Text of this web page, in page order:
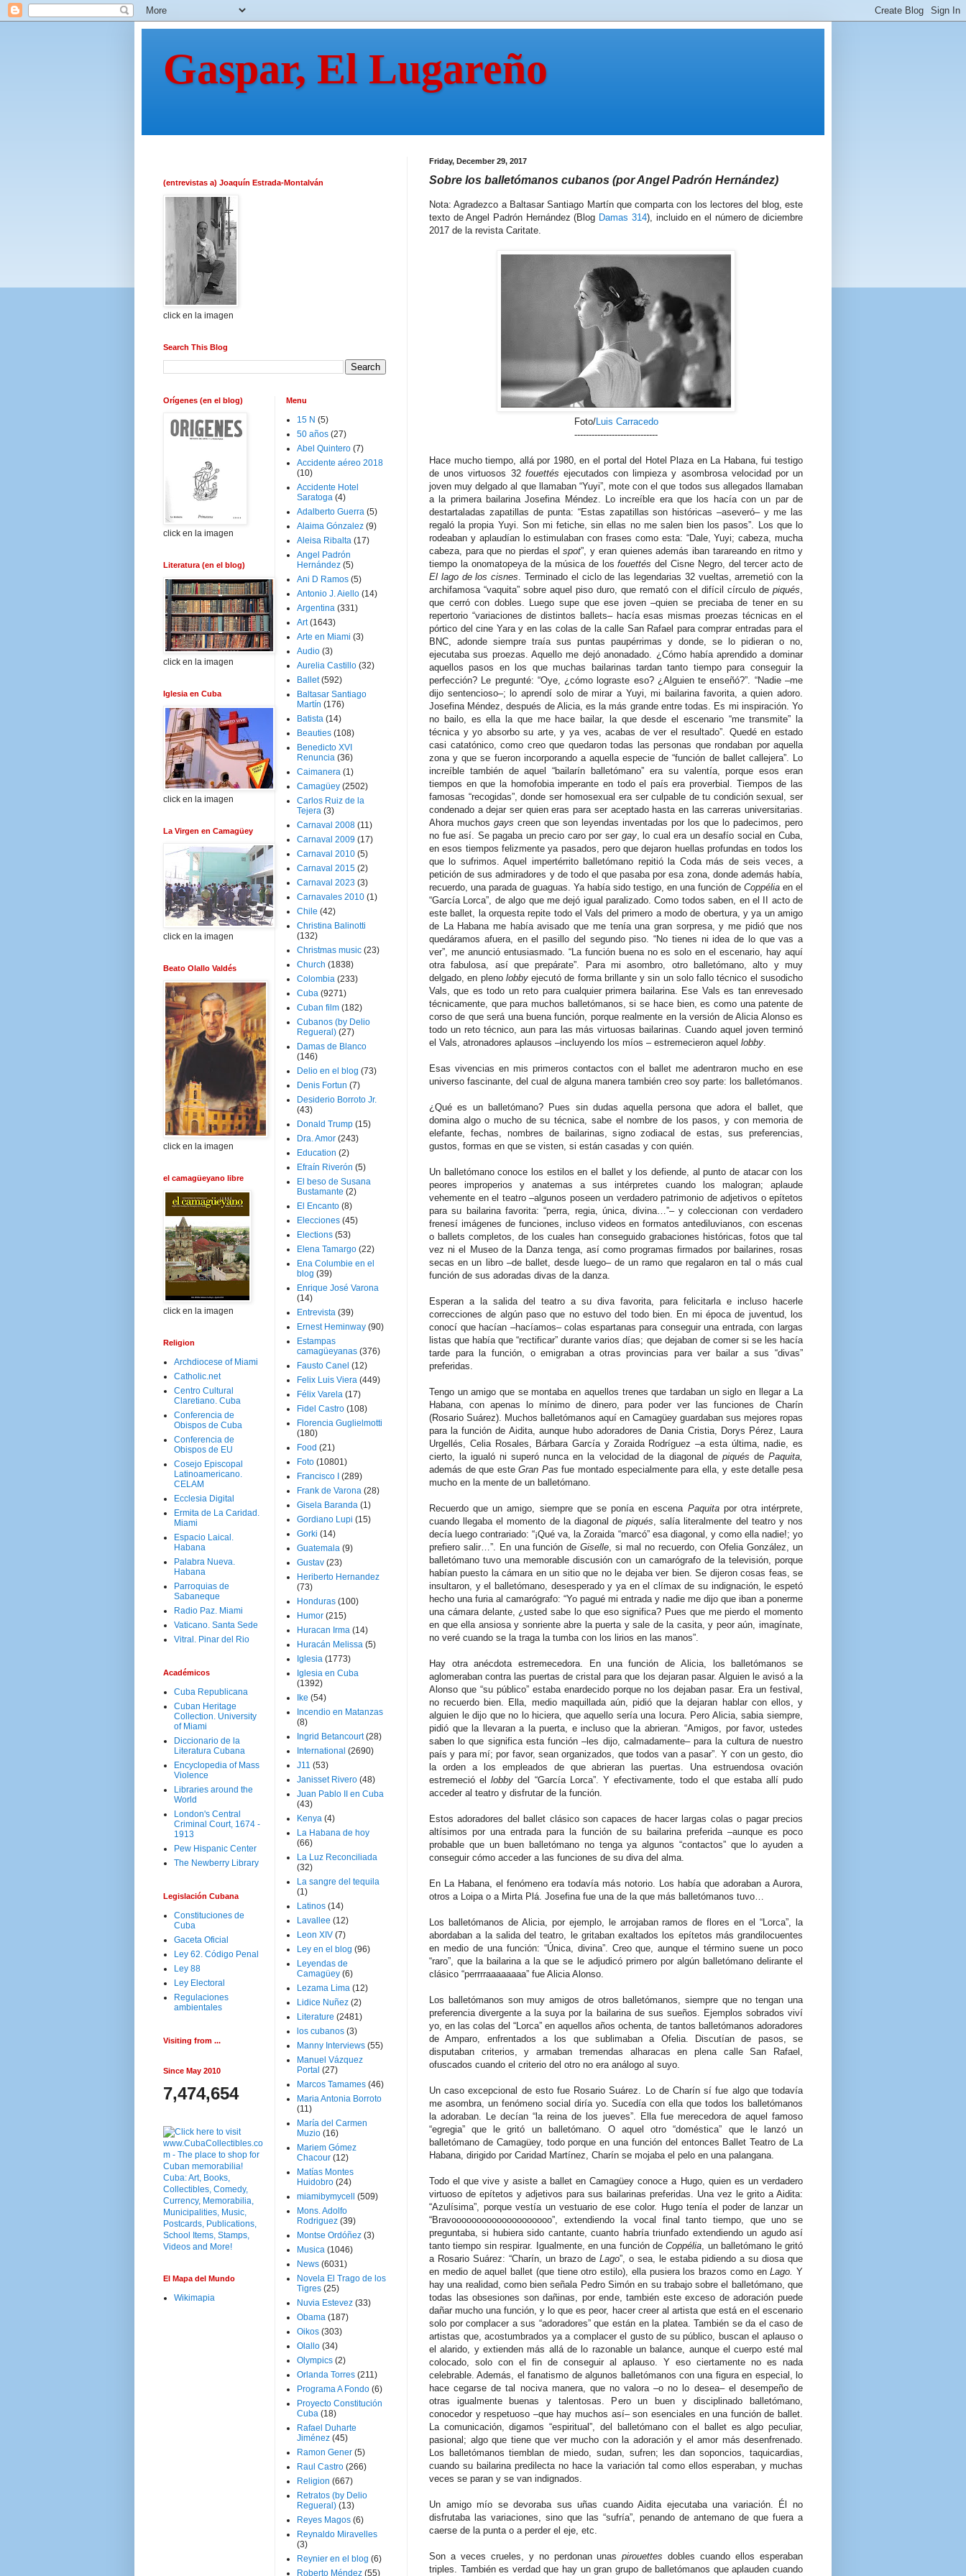
Gaspar, El Lugareño
Friday, December 29, 2017
Sobre los balletómanos cubanos (por Angel Padrón Hernández)
Nota: Agradezco a Baltasar Santiago Martín que comparta con los lectores del blog, este
texto de Angel Padrón Hernández (Blog Damas 314), incluido en el número de diciembre
2017 de la revista Caritate.
Foto/Luis Carracedo
-----------------------------
Hace mucho tiempo, allá por 1980, en el portal del Hotel Plaza en La Habana, fui testigo
de unos virtuosos 32fouettés ejecutados con limpieza y asombrosa velocidad por un
joven muy delgado al que llamaban “Yuyi”, mote con el que todos sus allegados llamaban
a la primera bailarina Josefina Méndez. Lo increíble era que los hacía con un par de
destartaladas zapatillas de punta: “Estas zapatillas son históricas –aseveró– y me las
regaló la propia Yuyi. Son mi fetiche, sin ellas no me salen bien los pasos”. Los que lo
rodeaban y aplaudían lo estimulaban con frases como esta: “Dale, Yuyi; cabeza, mucha
cabeza, para que no pierdas elspot”, y eran quienes además iban tarareando en ritmo y
tiempo la onomatopeya de la música de losfouettés del Cisne Negro, del tercer acto de
El lago de los cisnes. Terminado el ciclo de las legendarias 32 vueltas, arremetió con la
archifamosa “vaquita” sobre aquel piso duro, que remató con el difícil círculo de piqués,
que cerró con dobles. Luego supe que ese joven –quien se preciaba de tener en su
repertorio “variaciones de distintos ballets– hacía esas mismas proezas técnicas en el
pórtico del cine Yara y en las colas de la calle San Rafael para comprar entradas para el
BNC, adonde siempre traía sus puntas paupérrimas y donde, se lo pidieran o no,
ejecutaba sus proezas. Aquello me dejó anonadado. ¿Cómo había aprendido a dominar
aquellos pasos en los que muchas bailarinas tardan tanto tiempo para conseguir la
perfección? Le pregunté: “Oye, ¿cómo lograste eso? ¿Alguien te enseñó?”. “Nadie –me
dijo sentencioso–; lo aprendí solo de mirar a Yuyi, mi bailarina favorita, a quien adoro.
Josefina Méndez, después de Alicia, es la más grande entre todas. Es mi inspiración. Yo
no bailo, es ella la que me hace bailar, la que desde el escenario “me transmite” la
técnica y yo absorbo su arte, y ya ves, acabas de ver el resultado”. Quedé en estado
casi catatónico, como creo que quedaron todas las personas que rondaban por aquella
zona y que se fueron incorporando a aquella especie de “función de ballet callejera”. Lo
increíble también de aquel “bailarín balletómano” era su valentía, porque esos eran
tiempos en que la homofobia imperante en todo el país era proverbial. Tiempos de las
famosas “recogidas”, donde ser homosexual era ser culpable de tu condición sexual, ser
condenado a dejar ser quien eras para ser aceptado hasta en las carreras universitarias.
Ahora muchos gays creen que son leyendas inventadas por los que lo padecimos, pero
no fue así. Se pagaba un precio caro por ser gay, lo cual era un desafío social en Cuba,
en esos tiempos felizmente ya pasados, pero que dejaron huellas profundas en todos los
que lo sufrimos. Aquel impertérrito balletómano repitió la Coda más de seis veces, a
petición de sus admiradores y de todo el que pasaba por esa zona, donde además había,
recuerdo, una parada de guaguas. Ya había sido testigo, en una función de Coppélia en el
“García Lorca”, de algo que me dejó igual paralizado. Como todos saben, en el II acto de
este ballet, la orquesta repite todo el Vals del primero a modo de obertura, y ya un amigo
de La Habana me había avisado que me tenía una gran sorpresa, y me pidió que nos
quedáramos afuera, en el pasillo del segundo piso. “No tienes ni idea de lo que vas a
ver”, me anunció entusiasmado. “La función buena no es solo en el escenario, hay aquí
otra fabulosa, así que prepárate”. Para mi asombro, otro balletómano, alto y muy
delgado, en pleno lobbyejecutó de forma brillante y sin un solo fallo técnico el susodicho
Vals, que es todo un reto para cualquier primera bailarina. Ese Vals es tan enrevesado
técnicamente, que para muchos balletómanos, si se hace bien, es como una patente de
corso de que será una buena función, porque realmente en la versión de Alicia Alonso es
todo un reto técnico, aun para las más virtuosas bailarinas. Cuando aquel joven terminó
el Vals, atronadores aplausos –incluyendo los míos – estremecieron aquel lobby.
Esas vivencias en mis primeros contactos con el ballet me adentraron mucho en ese
universo fascinante, del cual de alguna manera también creo soy parte: los balletómanos.
¿Qué es un balletómano? Pues sin dudas aquella persona que adora el ballet, que
domina algo o mucho de su técnica, sabe el nombre de los pasos, y con memoria de
elefante, fechas, nombres de bailarinas, signo zodiacal de estas, sus preferencias,
gustos, formas en que se visten, si están casadas y con quién.
Un balletómano conoce los estilos en el ballet y los defiende, al punto de atacar con los
peores improperios y anatemas a sus intérpretes cuando los malogran; aplaude
vehemente en el teatro –algunos poseen un verdadero patrimonio de adjetivos o epítetos
para su bailarina favorita: “perra, regia, única, divina…”– y coleccionan con verdadero
frenesí imágenes de funciones, incluso videos en formatos antediluvianos, con escenas
o ballets completos, de los cuales han conseguido grabaciones históricas, fotos que tal
vez ni el Museo de la Danza tenga, así como programas firmados por bailarines, rosas
secas en un libro –de ballet, desde luego– de un ramo que regalaron en tal o más cual
función de sus adoradas divas de la danza.
Esperan a la salida del teatro a su diva favorita, para felicitarla e incluso hacerle
correcciones de algún paso que no estuvo del todo bien. En mi época de juventud, los
conocí que hacían –hacíamos– colas espartanas para conseguir una entrada, con largas
listas que había que “rectificar” durante varios días; que dejaban de comer si se les hacía
tarde para la función, o emigraban a otras provincias para ver bailar a sus “divas”
preferidas.
Tengo un amigo que se montaba en aquellos trenes que tardaban un siglo en llegar a La
Habana, con apenas lo mínimo de dinero, para poder ver las funciones de Charín
(Rosario Suárez). Muchos balletómanos aquí en Camagüey guardaban sus mejores ropas
para la función de Aidita, aunque hubo adoradores de Dania Cristia, Dorys Pérez, Laura
Urgellés, Celia Rosales, Bárbara García y Zoraida Rodríguez –a esta última, nadie, es
cierto, la igualó ni superó nunca en la velocidad de la diagonal de piqués dePaquita,
además de que esteGran Pas fue montado especialmente para ella, y este detalle pesa
mucho en la mente de un balletómano.
Recuerdo que un amigo, siempre que se ponía en escena Paquita por otra intérprete,
cuando llegaba el momento de la diagonal de piqués, salía literalmente del teatro y nos
decía luego contrariado: “¡Qué va, la Zoraida “marcó” esa diagonal, y como ella nadie!; yo
prefiero salir…”. En una función deGiselle, si mal no recuerdo, con Ofelia González, un
balletómano tuvo una memorable discusión con un camarógrafo de la televisión, porque
habían puesto la cámara en un sitio que no le dejaba ver bien. Se dijeron cosas feas, se
insultaron, y el balletómano, desesperado y ya en el clímax de su indignación, le espetó
hecho una furia al camarógrafo: “Yo pagué mi entrada y nadie me dijo que iban a ponerme
una cámara delante, ¿usted sabe lo que eso significa? Pues que me pierdo el momento
en que ella ansiosa y sonriente abre la puerta y sale de la casita, y peor aún, imagínate,
no veré cuando se la traga la tumba con los lirios en las manos”.
Hay otra anécdota estremecedora. En una función de Alicia, los balletómanos se
aglomeraban contra las puertas de cristal para que los dejaran pasar. Alguien le avisó a la
Alonso que “su público” estaba enardecido porque no los dejaban pasar. Era un festival,
no recuerdo bien. Ella, medio maquillada aún, pidió que la dejaran hablar con ellos, y
alguien le dijo que no lo hiciera, que aquello sería una locura. Pero Alicia, sabia siempre,
pidió que la llevaran a la puerta, e incluso que la abrieran. “Amigos, por favor, ustedes
saben lo que significa esta función –les dijo, calmadamente– para la cultura de nuestro
país y para mí; por favor, sean organizados, que todos van a pasar”. Y con un gesto, dio
la orden a los empleados de que abrieran las puertas. Una estruendosa ovación
estremeció ellobby del “García Lorca”. Y efectivamente, todo el que estaba allí pudo
acceder al teatro y disfrutar de la función.
Estos adoradores del ballet clásico son capaces de hacer largas colas o pagar precios
altísimos por una entrada para la función de su bailarina preferida –aunque es poco
probable que un buen balletómano no tenga ya algunos “contactos” que lo ayuden a
conseguir cómo acceder a las funciones de su diva del alma.
En La Habana, el fenómeno era todavía más notorio. Los había que adoraban a Aurora,
otros a Loipa o a Mirta Plá. Josefina fue una de la que más balletómanos tuvo…
Los balletómanos de Alicia, por ejemplo, le arrojaban ramos de flores en el “Lorca”, la
abordaban a la salida del teatro, le gritaban exaltados los epítetos más grandilocuentes
en medio de una función: “Única, divina”. Creo que, aunque el término suene un poco
“raro”, que la bailarina a la que se le adjudicó primero por algún balletómano delirante el
clásico “perrrraaaaaaaa” fue Alicia Alonso.
Los balletómanos son muy amigos de otros balletómanos, siempre que no tengan una
preferencia divergente a la suya por la bailarina de sus sueños. Ejemplos sobrados viví
yo, en las colas del “Lorca” en aquellos años ochenta, de tantos balletómanos adoradores
de Amparo, enfrentados a los que sublimaban a Ofelia. Discutían de pasos, se
disputaban criterios, y armaban tremendas alharacas en plena calle San Rafael,
ofuscados cuando el criterio del otro no era análogo al suyo.
Un caso excepcional de esto fue Rosario Suárez. Lo de Charín sí fue algo que todavía
me asombra, un fenómeno social diría yo. Sucedía con ella que todos los balletómanos
la adoraban. Le decían “la reina de los jueves”. Ella fue merecedora de aquel famoso
“egregia” que le gritó un balletómano. O aquel otro “doméstica” que le lanzó un
balletómano de Camagüey, todo porque en una función del entonces Ballet Teatro de La
Habana, dirigido por Caridad Martínez, Charín se mojaba el pelo en una palangana.
Todo el que vive y asiste a ballet en Camagüey conoce a Hugo, quien es un verdadero
virtuoso de epítetos y adjetivos para sus bailarinas preferidas. Una vez le grito a Aidita:
“Azulísima”, porque vestía un vestuario de ese color. Hugo tenía el poder de lanzar un
“Bravoooooooooooooooooooo”, extendiendo la vocal final tanto tiempo, que uno se
preguntaba, si hubiera sido cantante, cuanto habría triunfado extendiendo un agudo así
tanto tiempo sin respirar. Igualmente, en una función deCoppélia, un balletómano le gritó
a Rosario Suárez: “Charín, un brazo de Lago”, o sea, le estaba pidiendo a su diosa que
en medio de aquel ballet (que tiene otro estilo), ella pusiera los brazos como enLago. Y
hay una realidad, como bien señala Pedro Simón en su trabajo sobre el balletómano, que
todas las obsesiones son dañinas, por ende, también este exceso de adoración puede
dañar mucho una función, y lo que es peor, hacer creer al artista que está en el escenario
solo por complacer a sus “adoradores” que están en la platea. También se da el caso de
artistas que, acostumbrados ya a complacer el gusto de su público, buscan el aplauso o
el alarido, y extienden más allá de lo razonable un balance, aunque el cuerpo esté mal
colocado, solo con el fin de conseguir al aplauso. Y eso ciertamente no es nada
celebrable. Además, el fanatismo de algunos balletómanos con una figura en especial, lo
hace cegarse de tal nociva manera, que no valora –o no lo desea– el desempeño de
otras igualmente buenas y talentosas. Pero un buen y disciplinado balletómano,
conocedor y respetuoso –que hay muchos así– son esenciales en una función de ballet.
La comunicación, digamos “espiritual”, del balletómano con el ballet es algo peculiar,
pasional; algo que tiene que ver mucho con la adoración y el amor más desenfrenado.
Los balletómanos tiemblan de miedo, sudan, sufren; les dan soponcios, taquicardias,
cuando su bailarina predilecta no hace la variación tal como ellos esperaban, y muchas
veces se paran y se van indignados.
Un amigo mío se devoraba sus uñas cuando Aidita ejecutaba una variación. Él no
disfrutaba las variaciones, sino que las “sufría”, penando de antemano de que fuera a
caerse de la punta o a perder el eje, etc.
Son a veces crueles, y no perdonan unaspirouettes dobles cuando ellos esperaban
triples. También es verdad que hay un gran grupo de balletómanos que aplauden cuando
(entrevistas a) Joaquín Estrada-Montalván
click en la imagen
Search This Blog
Orígenes (en el blog)
click en la imagen
Literatura (en el blog)
click en la imagen
Iglesia en Cuba
click en la imagen
La Virgen en Camagüey
click en la imagen
Beato Olallo Valdés
click en la imagen
el camagüeyano libre
click en la imagen
Religion
Archdiocese of Miami
Catholic.net
Centro Cultural
Claretiano. Cuba
Conferencia de
Obispos de Cuba
Conferencia de
Obispos de EU
Cosejo Episcopal
Latinoamericano.
CELAM
Ecclesia Digital
Ermita de La Caridad.
Miami
Espacio Laical.
Habana
Palabra Nueva.
Habana
Parroquias de
Sabaneque
Radio Paz. Miami
Vaticano. Santa Sede
Vitral. Pinar del Rio
Académicos
Cuba Republicana
Cuban Heritage
Collection. University
of Miami
Diccionario de la
Literatura Cubana
Encyclopedia of Mass
Violence
Libraries around the
World
London's Central
Criminal Court, 1674 -
1913
Pew Hispanic Center
The Newberry Library
Legislación Cubana
Constituciones de
Cuba
Gaceta Oficial
Ley 62. Código Penal
Ley 88
Ley Electoral
Regulaciones
ambientales
Visiting from ...
Since May 2010
7,474,654
El Mapa del Mundo
Wikimapia
Menu
15 N (5)
50 años (27)
Abel Quintero (7)
Accidente aéreo 2018
(10)
Accidente Hotel
Saratoga (4)
Adalberto Guerra (5)
Alaima Gónzalez (9)
Aleisa Ribalta (17)
Angel Padrón
Hernández (5)
Ani D Ramos (5)
Antonio J. Aiello (14)
Argentina (331)
Art (1643)
Arte en Miami (3)
Audio (3)
Aurelia Castillo (32)
Ballet (592)
Baltasar Santiago
Martín (176)
Batista (14)
Beauties (108)
Benedicto XVI
Renuncia (36)
Caimanera (1)
Camagüey (2502)
Carlos Ruiz de la
Tejera (3)
Carnaval 2008 (11)
Carnaval 2009 (17)
Carnaval 2010 (5)
Carnaval 2015 (2)
Carnaval 2023 (3)
Carnavales 2010 (1)
Chile (42)
Christina Balinotti
(132)
Christmas music (23)
Church (1838)
Colombia (233)
Cuba (9271)
Cuban film (182)
Cubanos (by Delio
Regueral) (27)
Damas de Blanco
(146)
Delio en el blog (73)
Denis Fortun (7)
Desiderio Borroto Jr.
(43)
Donald Trump (15)
Dra. Amor (243)
Education (2)
Efraín Riverón (5)
El beso de Susana
Bustamante (2)
El Encanto (8)
Elecciones (45)
Elections (53)
Elena Tamargo (22)
Ena Columbie en el
blog (39)
Enrique José Varona
(14)
Entrevista (39)
Ernest Heminway (90)
Estampas
camagüeyanas (376)
Fausto Canel (12)
Felix Luis Viera (449)
Félix Varela (17)
Fidel Castro (108)
Florencia Guglielmotti
(180)
Food (21)
Foto (10801)
Francisco I
(289)
Frank de Varona (28)
Gisela Baranda (1)
Gordiano Lupi (15)
Gorki (14)
Guatemala (9)
Gustav (23)
Heriberto Hernandez
(73)
Honduras (100)
Humor (215)
Huracan Irma (14)
Huracán Melissa (5)
Iglesia (1773)
Iglesia en Cuba
(1392)
Ike (54)
Incendio en Matanzas
(8)
Ingrid Betancourt (28)
International (2690)
J11 (53)
Janisset Rivero (48)
Juan Pablo II en Cuba
(43)
Kenya (4)
La Habana de hoy
(66)
La Luz Reconciliada
(32)
La sangre del tequila
(1)
Latinos (14)
Lavallee (12)
Leon XIV (7)
Ley en el blog (96)
Leyendas de
Camagüey (6)
Lezama Lima (12)
Lidice Nuñez (2)
Literature (2481)
los cubanos (3)
Manny Interviews (55)
Manuel Vázquez
Portal (27)
Marcos Tamames (46)
Maria Antonia Borroto
(11)
María del Carmen
Muzio (16)
Mariem Gómez
Chacour (12)
Matías Montes
Huidobro (24)
miamibymycell
(509)
Mons. Adolfo
Rodriguez (39)
Montse Ordóñez (3)
Musica (1046)
News (6031)
Novela El Trago de los
Tigres (25)
Nuvia Estevez (33)
Obama (187)
Oikos (303)
Olallo (34)
Olympics (2)
Orlanda Torres (211)
Programa A Fondo (6)
Proyecto Constitución
Cuba (18)
Rafael Duharte
Jiménez (45)
Ramon Gener (5)
Raul Castro (266)
Religion (667)
Retratos (by Delio
Regueral) (13)
Reyes Magos (6)
Reynaldo Miravelles
(3)
Reynier en el blog (6)
Roberto Méndez (55)